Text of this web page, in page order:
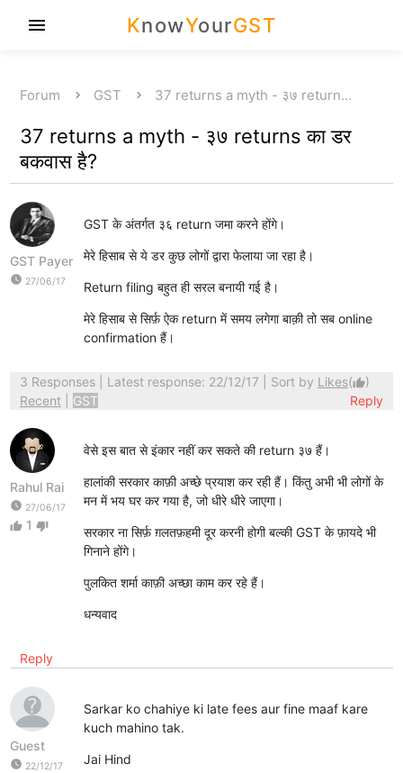
KnowYourGST
menu
Forum GST 37 returns a myth - ३७ return…
37 returns a myth - ३७ returns का डर
बकवास है?
GST Payer
watch_later 27/06/17
GST के अंतर्गत ३६ return जमा करने होंगे।
मेरे हिसाब से ये डर कुछ लोगों द्वारा फेलाया जा रहा है।
Return filing बहुत ही सरल बनायी गई है।
मेरे हिसाब से सिर्फ़ ऐक return में समय लगेगा बाक़ी तो सब online
confirmation हैं।
3 Responses| Latest response: 22/12/17 | Sort by Likes(thumb_up)
Recent
GST Reply
Rahul Rai
watch_later 27/06/17
thumb_up 1 thumb_down
वेसे इस बात से इंकार नहीं कर सकते की return ३७ हैं।
हालांकी सरकार काफ़ी अच्छे प्रयाश कर रही हैं। किंतु अभी भी लोगों के
मन में भय घर कर गया है, जो धीरे धीरे जाएगा।
सरकार ना सिर्फ़ ग़लतफ़हमी दूर करनी होगी बल्की GST के फ़ायदे भी
गिनाने होंगे।
पुलकित शर्मा काफ़ी अच्छा काम कर रहे हैं।
धन्यवाद
Reply
Guest
watch_later 22/12/17
Sarkar ko chahiye ki late fees aur fine maaf kare
kuch mahino tak.
Jai Hind